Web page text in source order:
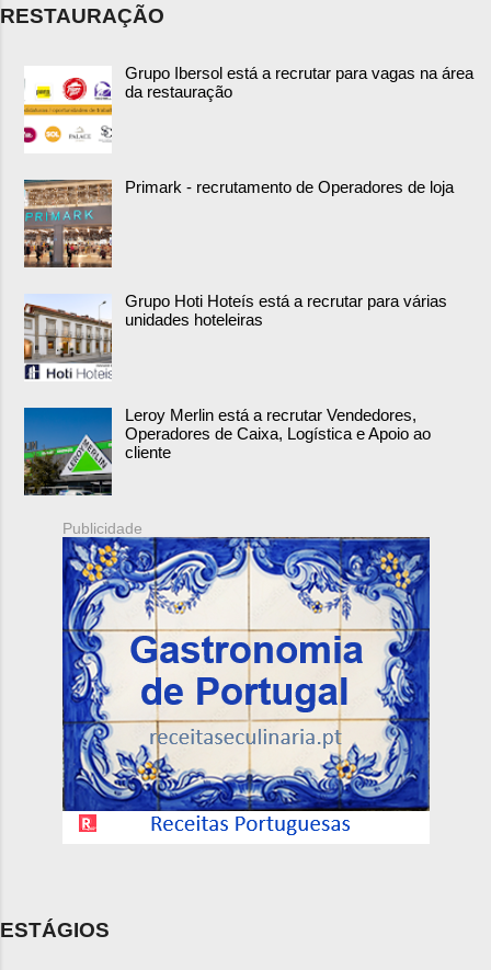
RESTAURAÇÃO
Grupo Ibersol está a recrutar para vagas na área
da restauração
Primark - recrutamento de Operadores de loja
Grupo Hoti Hoteís está a recrutar para várias
unidades hoteleiras
Leroy Merlin está a recrutar Vendedores,
Operadores de Caixa, Logística e Apoio ao
cliente
Publicidade
ESTÁGIOS